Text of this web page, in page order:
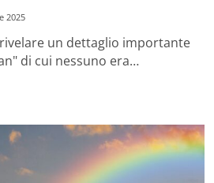
2025
un dettaglio importante
di cui nessuno era…